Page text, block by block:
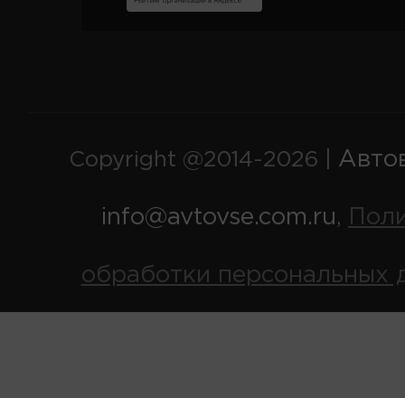
Copyright @2014-2026 |
info@avtovse.com.ru,
обработки персональных